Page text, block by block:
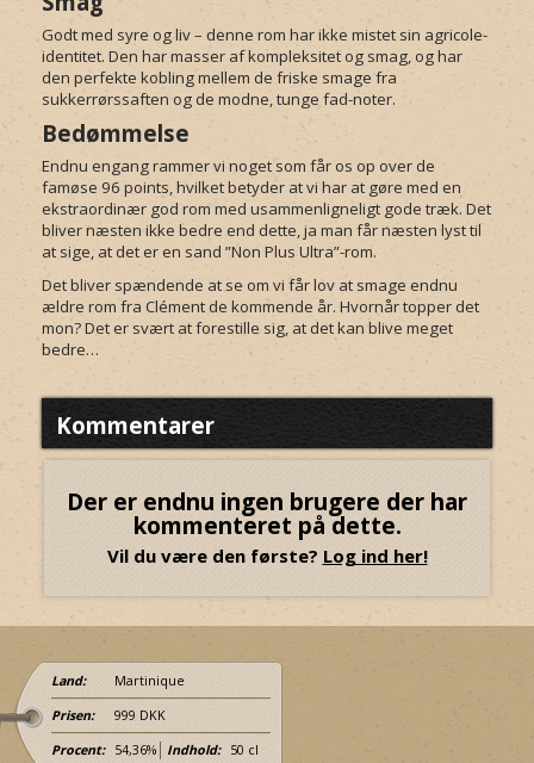
Godt med syre og liv – denne rom har ikke mistet sin agricole-
identitet. Den har masser af kompleksitet og smag, og har
den perfekte kobling mellem de friske smage fra
sukkerrørssaften og de modne, tunge fad-noter.
Bedømmelse
Endnu engang rammer vi noget som får os op over de
famøse 96 points, hvilket betyder at vi har at gøre med en
ekstraordinær god rom med usammenligneligt gode træk. Det
bliver næsten ikke bedre end dette, ja man får næsten lyst til
at sige, at det er en sand ”Non Plus Ultra”-rom.
Det bliver spændende at se om vi får lov at smage endnu
ældre rom fra Clément de kommende år. Hvornår topper det
mon? Det er svært at forestille sig, at det kan blive meget
bedre…
Kommentarer
Der er endnu ingen brugere der har
kommenteret på dette.
Vil du være den første? Log ind her!
Land: Martinique
Prisen: 999 DKK
Procent: 54,36% Indhold: 50 cl